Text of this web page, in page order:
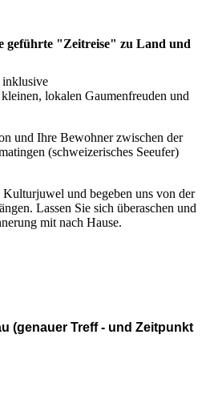
geführte "Zeitreise" zu Land und
inklusive
lokalen Gaumenfreuden und
und Ihre Bewohner zwischen der
(schweizerisches Seeufer)
und begeben uns von der
Lassen Sie sich überaschen und
mit nach Hause.
(genauer Treff - und Zeitpunkt